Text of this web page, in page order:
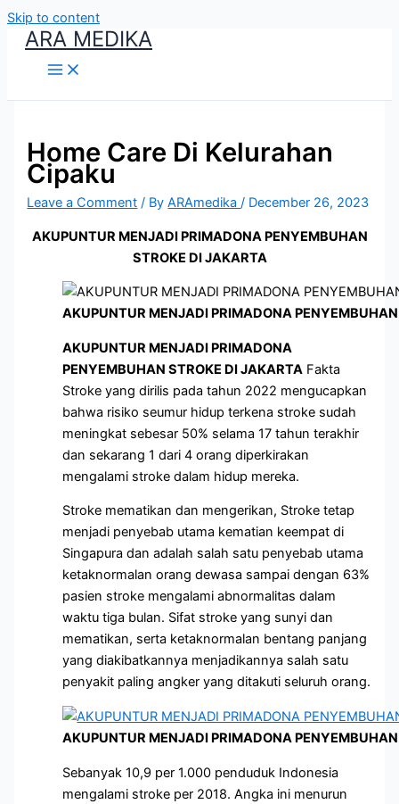
Skip to content
ARA MEDIKA
Home Care Di Kelurahan
Cipaku
Leave a Comment / ByARAmedika/ December 26, 2023
AKUPUNTUR MENJADI PRIMADONA PENYEMBUHAN
STROKE DI JAKARTA
AKUPUNTUR MENJADI PRIMADONA
AKUPUNTUR MENJADI PRIMADONA
PENYEMBUHAN STROKE DI JAKARTA Fakta
Stroke yang dirilis pada tahun 2022 mengucapkan
bahwa risiko seumur hidup terkena stroke sudah
meningkat sebesar 50% selama 17 tahun terakhir
dan sekarang 1 dari 4 orang diperkirakan
mengalami stroke dalam hidup mereka.
Stroke mematikan dan mengerikan, Stroke tetap
menjadi penyebab utama kematian keempat di
Singapura dan adalah salah satu penyebab utama
ketaknormalan orang dewasa sampai dengan 63%
pasien stroke mengalami abnormalitas dalam
waktu tiga bulan. Sifat stroke yang sunyi dan
mematikan, serta ketaknormalan bentang panjang
yang diakibatkannya menjadikannya salah satu
penyakit paling angker yang ditakuti seluruh orang.
AKUPUNTUR MENJADI PRIMADONA
Sebanyak 10,9 per 1.000 penduduk Indonesia
mengalami stroke per 2018. Angka ini menurun